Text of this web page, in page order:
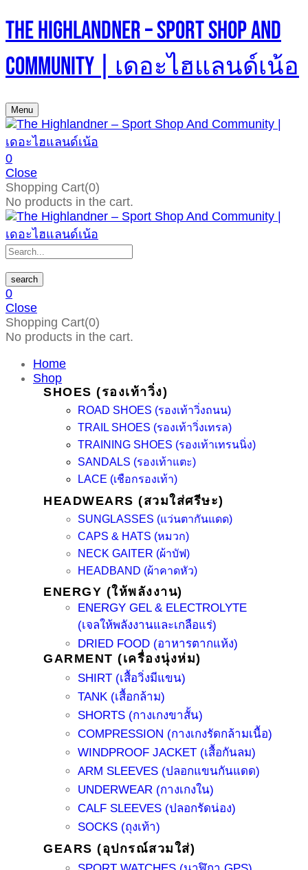
The Highlandner – Sport Shop And
Community | เดอะไฮแลนด์เน้อ
Menu
0
Close
Shopping Cart(0)
No products in the cart.
search
0
Close
Shopping Cart(0)
No products in the cart.
Home
Shop
SHOES (รองเท้าวิ่ง)
ROAD SHOES (รองเท้าวิ่งถนน)
TRAIL SHOES (รองเท้าวิ่งเทรล)
TRAINING SHOES (รองเท้าเทรนนิ่ง)
SANDALS (รองเท้าแตะ)
LACE (เชือกรองเท้า)
HEADWEARS (สวมใส่ศรีษะ)
SUNGLASSES (แว่นตากันแดด)
CAPS & HATS (หมวก)
NECK GAITER (ผ้าบัฟ)
HEADBAND (ผ้าคาดหัว)
ENERGY (ให้พลังงาน)
ENERGY GEL & ELECTROLYTE
(เจลให้พลังงานและเกลือแร่)
DRIED FOOD (อาหารตากแห้ง)
GARMENT (เครื่องนุ่งห่ม)
SHIRT (เสื้อวิ่งมีแขน)
TANK (เสื้อกล้าม)
SHORTS (กางเกงขาสั้น)
COMPRESSION (กางเกงรัดกล้ามเนื้อ)
WINDPROOF JACKET (เสื้อกันลม)
ARM SLEEVES (ปลอกแขนกันแดด)
UNDERWEAR (กางเกงใน)
CALF SLEEVES (ปลอกรัดน่อง)
SOCKS (ถุงเท้า)
GEARS (อุปกรณ์สวมใส่)